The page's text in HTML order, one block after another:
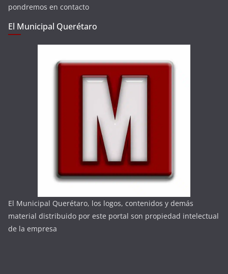
pondremos en contacto
El Municipal Querétaro
El Municipal Querétaro, los logos, contenidos y demás
material distribuido por este portal son propiedad intelectual
de la empresa